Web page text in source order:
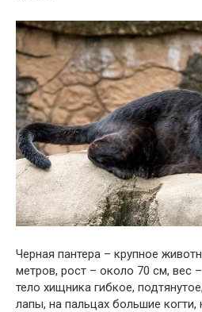
Черная пантера – крупное
метров, рост – около 70 см, вес
тело хищника гибкое,
лапы, на пальцах большие